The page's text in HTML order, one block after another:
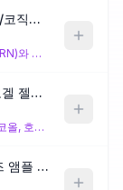
[탄력광채/미백토닝] 메디큐브 PDRN/코직애씨드 겔 마스크팩 4매입 (2종 택1)
[멀티펩타이드 겔 마스크] 소듐디엔에이(PDRN)와 아세틸헥사펩타이드, 팔미토일트라이펩타이드, 카퍼트라이펩타이드 등 다수의 기능성 펩타이드가 이 제품에만 들어 있어, 탄력 회복과 피부 광채를 함께 겨냥한 설계예요. 미백 케어와 함께 탄력 저하가 신경 쓰이는 30대 남성에게 잘 맞는 구성이나, 성분 수가 많은 만큼 민감한 피부라면 첫 사용 시 반응을 살피는 것이 좋아요.
[수분진정/미백잡티] 비원츠 하이드로겔 젤리 마스크팩 4매 2종 (시카 콜라겐/딥토닝 글루타치온)
[하이드로겔 젤리 마스크] 시어버터, 세틸알코올, 호호바에스터, 해바라기씨왁스 등 에몰리언트 성분이 이 제품에만 두드러지게 들어 있어 사용 후 피부에 보습막을 형성하는 방향으로 설계되어 있어요. 수분 유지력이 부족한 건조한 피부 타입에 잘 맞지만, 제라늄꽃오일·오렌지껍질오일·장미꽃오일 등 에센셜오일 계열 향료 성분이 여럿 포함되어 있어 향 자극에 예민한 분은 주의가 필요해요.
[수분미백] 마몽드 플로라 글로우 로즈 앰플 마스크팩 1매